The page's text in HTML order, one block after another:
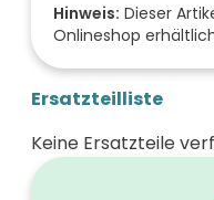
Farbe der Front
Höhe (mm)
Tiefe (mm)
Hinweis: Dieser
Onlineshop
Ersatzteilliste
Keine Ersatzteile